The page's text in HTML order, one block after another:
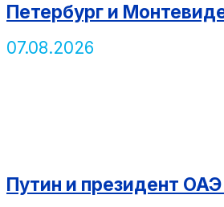
Петербург и
07.08.2026
Путин и президент